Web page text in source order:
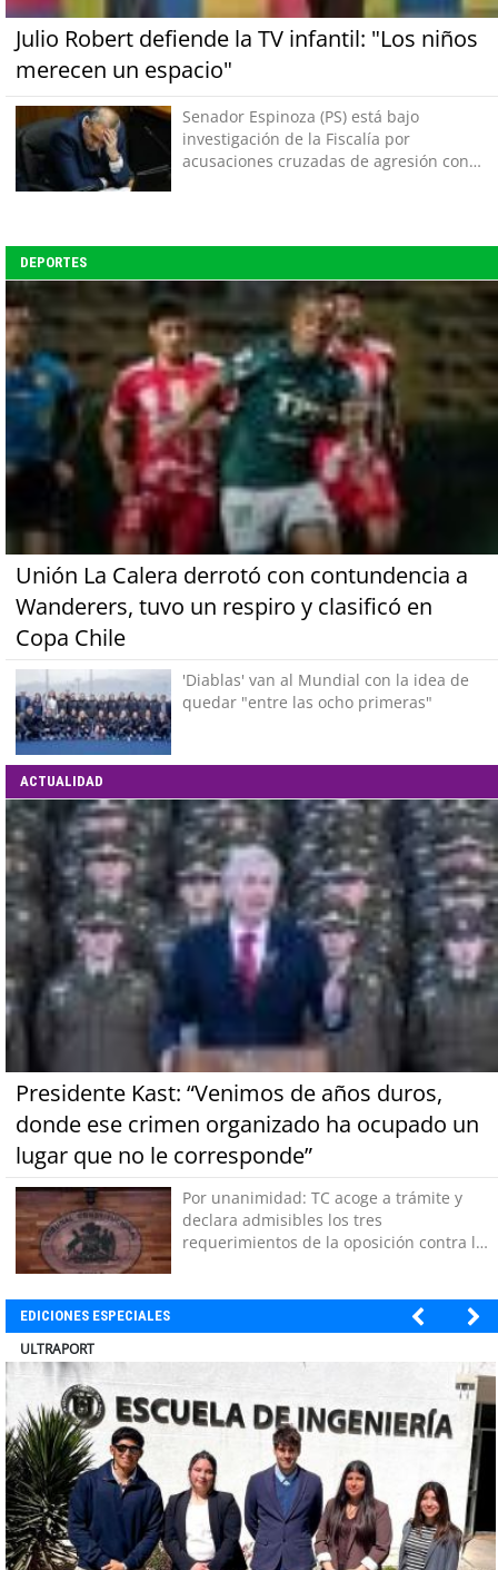
Julio Robert defiende la TV infantil: "Los niños
merecen un espacio"
Senador Espinoza (PS) está bajo
investigación de la Fiscalía por
acusaciones cruzadas de agresión con
DEPORTES
Unión La Calera derrotó con contundencia a
Wanderers, tuvo un respiro y clasificó en
Copa Chile
'Diablas' van al Mundial con la idea de
quedar "entre las ocho primeras"
ACTUALIDAD
Presidente Kast: “Venimos de años duros,
donde ese crimen organizado ha ocupado un
lugar que no le corresponde”
Por unanimidad: TC acoge a trámite y
declara admisibles los tres
requerimientos de la oposición contra la
EDICIONES ESPECIALES
BANCO DE CHILE